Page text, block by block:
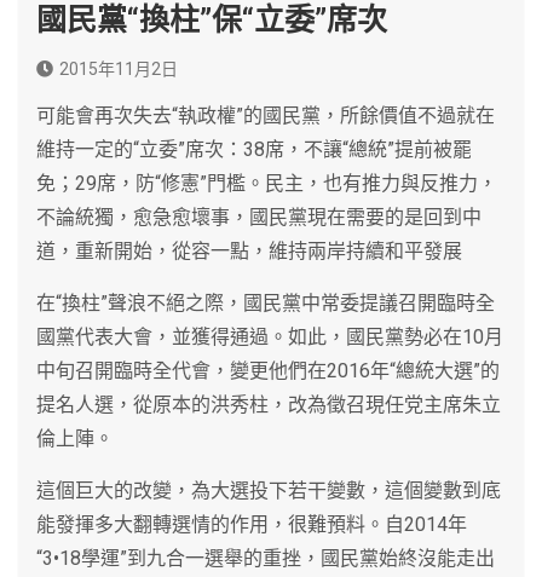
國民黨“換柱”保“立委”席次
2015年11月2日
可能會再次失去“執政權”的國民黨，所餘價值不過就在
維持一定的“立委”席次：38席，不讓“總統”提前被罷
免；29席，防“修憲”門檻。民主，也有推力與反推力，
不論統獨，愈急愈壞事，國民黨現在需要的是回到中
道，重新開始，從容一點，維持兩岸持續和平發展
在“換柱”聲浪不絕之際，國民黨中常委提議召開臨時全
國黨代表大會，並獲得通過。如此，國民黨勢必在10月
中旬召開臨時全代會，變更他們在2016年“總統大選”的
提名人選，從原本的洪秀柱，改為徵召現任党主席朱立
倫上陣。
這個巨大的改變，為大選投下若干變數，這個變數到底
能發揮多大翻轉選情的作用，很難預料。自2014年
“3•18學運”到九合一選舉的重挫，國民黨始終沒能走出